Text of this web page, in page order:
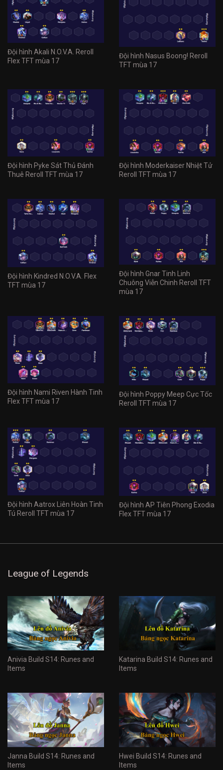
Đội hình Akali N.O.V.A. Reroll
Flex TFT mùa 17
Đội hình Nasus Boong! Reroll
TFT mùa 17
Đội hình Pyke Sát Thủ Đánh
Thuê Reroll TFT mùa 17
Đội hình Moderkaiser Nhiệt Tử
Reroll TFT mùa 17
Đội hình Kindred N.O.V.A. Flex
TFT mùa 17
Đội hình Gnar Tinh Linh
Chuông Viễn Chinh Reroll TFT
mùa 17
Đội hình Nami Riven Hành Tinh
Flex TFT mùa 17
Đội hình Poppy Meep Cực Tốc
Reroll TFT mùa 17
Đội hình Aatrox Liên Hoàn Tinh
Tú Reroll TFT mùa 17
Đội hình AP Tiên Phong Exodia
Flex TFT mùa 17
League of Legends
Anivia Build S14: Runes and
Items
Katarina Build S14: Runes and
Items
Janna Build S14: Runes and
Items
Hwei Build S14: Runes and
Items